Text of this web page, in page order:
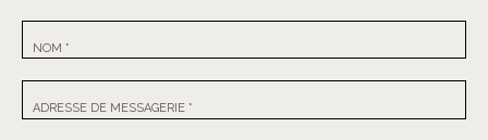
NOM *
ADRESSE DE MESSAGERIE *